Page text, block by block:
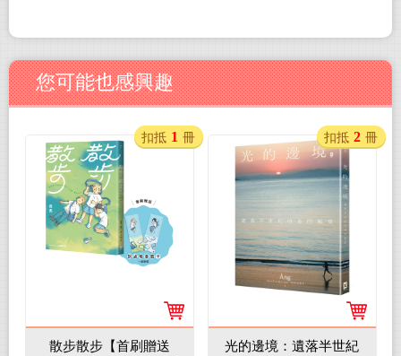
您可能也感興趣
散步散步【首刷贈送
扣抵 1 冊
光的邊境：遺落半世紀
扣抵 2 冊